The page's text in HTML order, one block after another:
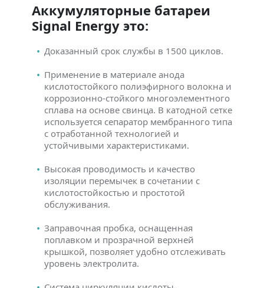
Аккумуляторные батареи
Signal Energy это:
Доказанный срок службы в 1500 циклов.
Применение в материале анода
кислотостойкого полиэфирного волокна и
коррозионно-стойкого многоэлементного
сплава на основе свинца. В катодной сетке
используется сепаратор мембранного типа
с отработанной технологией и
устойчивыми характеристиками.
Высокая проводимость и качество
изоляции перемычек в сочетании с
кислотостойкостью и простотой
обслуживания.
Заправочная пробка, оснащенная
поплавком и прозрачной верхней
крышкой, позволяет удобно отслеживать
уровень электролита.